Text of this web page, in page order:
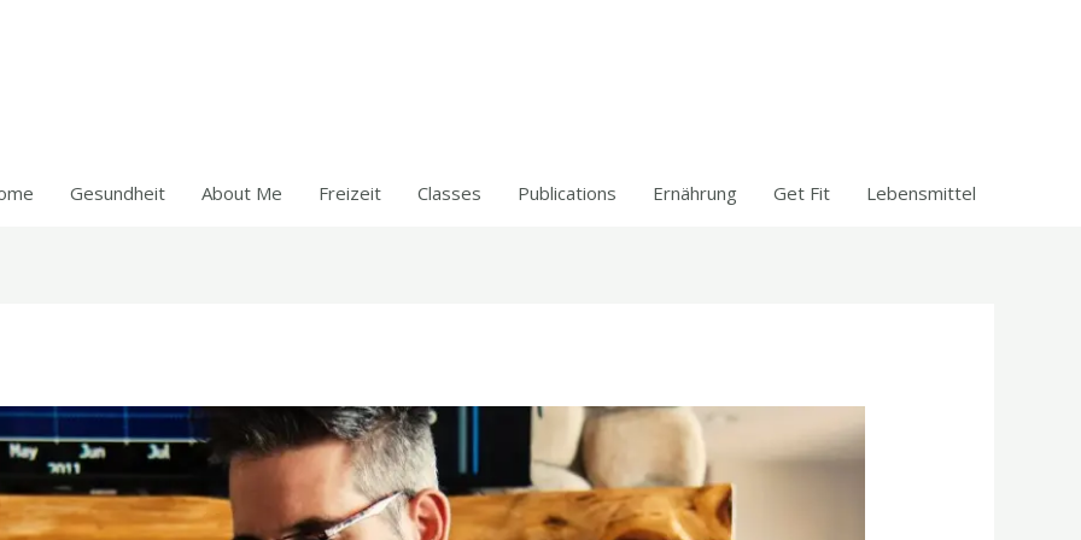
Gesundheit About Me Freizeit Classes Publications Ernährung Get Fit Lebensmittel